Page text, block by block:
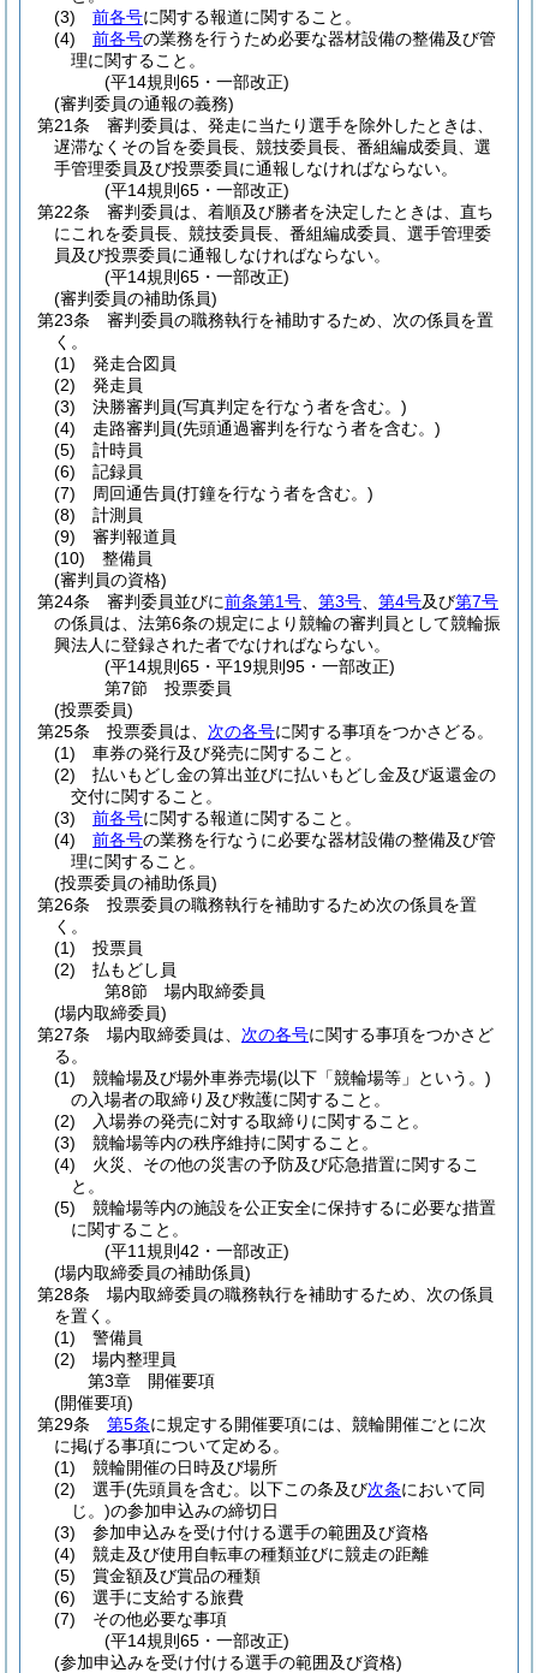
(3)
前各号に関する報道に関すること。
(4)
前各号の業務を行うため必要な器材設備の整備及び管
理に関すること。
(平14規則65・一部改正)
(審判委員の通報の義務)
第21条
審判委員は、発走に当たり選手を除外したときは、
遅滞なくその旨を委員長、競技委員長、番組編成委員、選
手管理委員及び投票委員に通報しなければならない。
(平14規則65・一部改正)
第22条
審判委員は、着順及び勝者を決定したときは、直ち
にこれを委員長、競技委員長、番組編成委員、選手管理委
員及び投票委員に通報しなければならない。
(平14規則65・一部改正)
(審判委員の補助係員)
第23条
審判委員の職務執行を補助するため、次の係員を置
く。
(1)
発走合図員
(2)
発走員
(3)
決勝審判員(写真判定を行なう者を含む。)
(4)
走路審判員(先頭通過審判を行なう者を含む。)
(5)
計時員
(6)
記録員
(7)
周回通告員(打鐘を行なう者を含む。)
(8)
計測員
(9)
審判報道員
(10)
整備員
(審判員の資格)
第24条
審判委員並びに前条第1号 第3号 第4号及び第7号
の係員は、法第6条の規定により競輪の審判員として競輪振
興法人に登録された者でなければならない。
(平14規則65・平19規則95・一部改正)
第7節
投票委員
(投票委員)
第25条
投票委員は、 次の各号に関する事項をつかさどる。
(1)
車券の発行及び発売に関すること。
(2)
払いもどし金の算出並びに払いもどし金及び返還金の
交付に関すること。
(3)
前各号に関する報道に関すること。
(4)
前各号の業務を行なうに必要な器材設備の整備及び管
理に関すること。
(投票委員の補助係員)
第26条
投票委員の職務執行を補助するため次の係員を置
く。
(1)
投票員
(2)
払もどし員
第8節
場内取締委員
(場内取締委員)
第27条
場内取締委員は、 次の各号に関する事項をつかさど
る。
(1)
競輪場及び場外車券売場(以下「競輪場等」という。)
の入場者の取締り及び救護に関すること。
(2)
入場券の発売に対する取締りに関すること。
(3)
競輪場等内の秩序維持に関すること。
(4)
火災、その他の災害の予防及び応急措置に関するこ
と。
(5)
競輪場等内の施設を公正安全に保持するに必要な措置
に関すること。
(平11規則42・一部改正)
(場内取締委員の補助係員)
第28条
場内取締委員の職務執行を補助するため、次の係員
を置く。
(1)
警備員
(2)
場内整理員
第3章
開催要項
(開催要項)
第29条
第5条に規定する開催要項には、競輪開催ごとに次
に掲げる事項について定める。
(1)
競輪開催の日時及び場所
(2)
選手(先頭員を含む。以下この条及び次条において同
じ。)の参加申込みの締切日
(3)
参加申込みを受け付ける選手の範囲及び資格
(4)
競走及び使用自転車の種類並びに競走の距離
(5)
賞金額及び賞品の種類
(6)
選手に支給する旅費
(7)
その他必要な事項
(平14規則65・一部改正)
(参加申込みを受け付ける選手の範囲及び資格)